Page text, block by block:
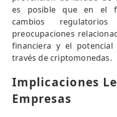
es posible que en el
cambios
preocupaciones
financiera y el
través de criptomonedas.
Implicaciones
Empresas